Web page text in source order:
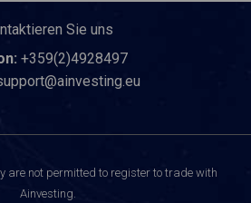
Sie uns
+359(2)4928497
are not permitted to register to trade with
Ainvesting.